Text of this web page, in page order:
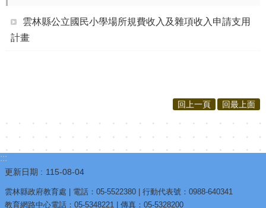
雲林縣公立國民小學場所規費收入及雜項收入申請支用
計畫
回上一頁 回最上面
:::
更新日期 115-08-04
雲林縣政府教育處 | 電話：05-5522380 | 行動代表號：0988-640341
教育網路中心電話：05-5348221 | 傳真：05-5328200